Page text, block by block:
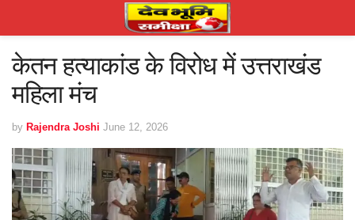
केतन हत्याकांड के विरोध में उत्तराखंड
महिला मंच
by Rajendra Joshi June 12, 2026